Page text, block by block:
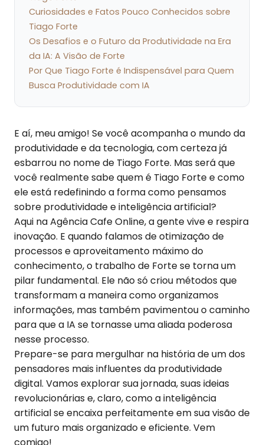
Curiosidades e Fatos Pouco Conhecidos sobre
Tiago Forte
Os Desafios e o Futuro da Produtividade na Era
da IA: A Visão de Forte
Por Que Tiago Forte é Indispensável para Quem
Busca Produtividade com IA
E aí, meu amigo! Se você acompanha o mundo da
produtividade e da tecnologia, com certeza já
esbarrou no nome de Tiago Forte. Mas será que
você realmente sabe quem é Tiago Forte e como
ele está redefinindo a forma como pensamos
sobre produtividade e inteligência artificial?
Aqui na Agência Cafe Online, a gente vive e respira
inovação. E quando falamos de otimização de
processos e aproveitamento máximo do
conhecimento, o trabalho de Forte se torna um
pilar fundamental. Ele não só criou métodos que
transformam a maneira como organizamos
informações, mas também pavimentou o caminho
para que a IA se tornasse uma aliada poderosa
nesse processo.
Prepare-se para mergulhar na história de um dos
pensadores mais influentes da produtividade
digital. Vamos explorar sua jornada, suas ideias
revolucionárias e, claro, como a inteligência
artificial se encaixa perfeitamente em sua visão de
um futuro mais organizado e eficiente. Vem